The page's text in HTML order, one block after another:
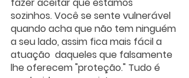
sozinhos. Você se sente vulnerável
quando acha que não tem ninguém
a seu lado, assim fica mais fácil a
atuação  daqueles que falsamente
lhe oferecem "proteção." Tudo é